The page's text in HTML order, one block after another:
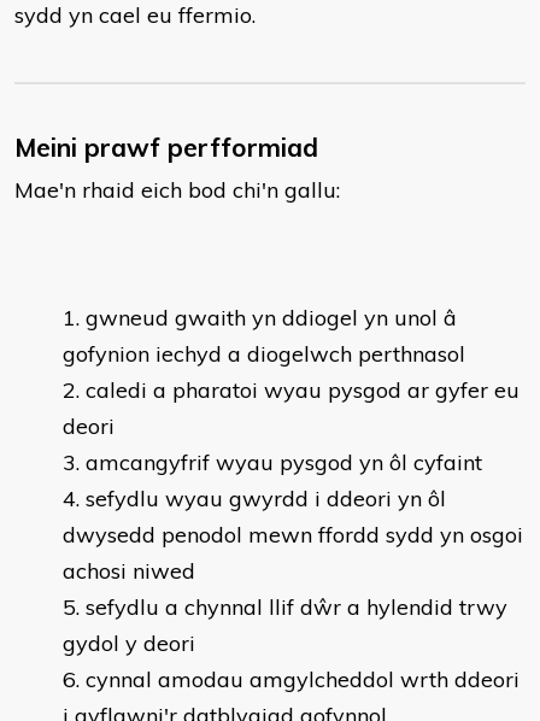
sydd yn cael eu ffermio.
Meini prawf perfformiad
Mae'n rhaid eich bod chi'n gallu:
gwneud gwaith yn ddiogel yn unol â
gofynion iechyd a diogelwch perthnasol
caledi a pharatoi wyau pysgod ar gyfer eu
deori
amcangyfrif wyau pysgod yn ôl cyfaint
sefydlu wyau gwyrdd i ddeori yn ôl
dwysedd penodol mewn ffordd sydd yn osgoi
achosi niwed
sefydlu a chynnal llif dŵr a hylendid trwy
gydol y deori
cynnal amodau amgylcheddol wrth ddeori